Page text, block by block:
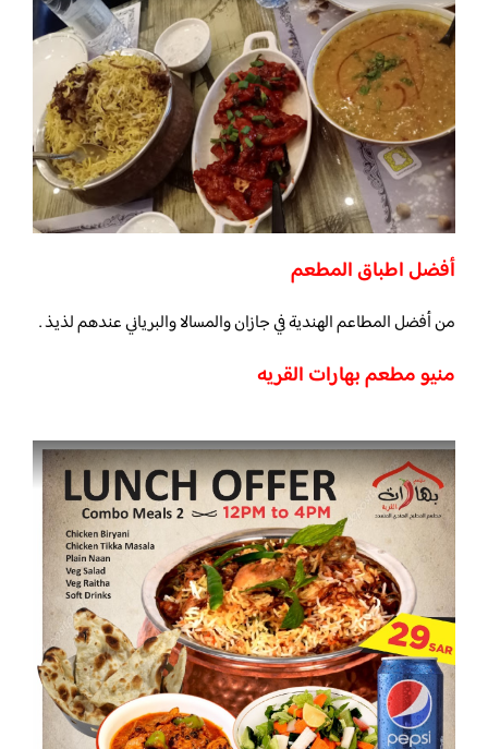
أفضل اطباق المطعم
من أفضل المطاعم الهندية في جازان والمسالا والبرياني عندهم لذيذ .
منيو مطعم بهارات القريه